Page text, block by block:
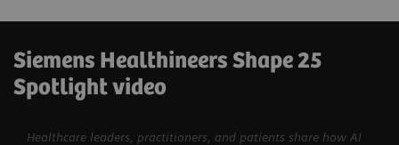
Siemens Healthineers Shape 25
Spotlight video
Healthcare leaders, practitioners, and patients share how AI